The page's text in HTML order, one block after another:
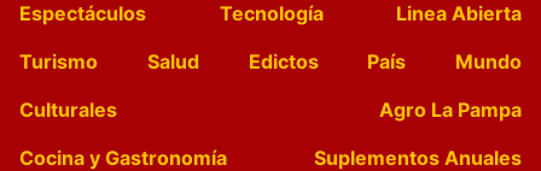
Espectáculos
Tecnología
Linea Abierta
Turismo
Salud Edictos País
Mundo
Culturales
Agro La Pampa
Cocina y Gastronomía
Suplementos Anuales